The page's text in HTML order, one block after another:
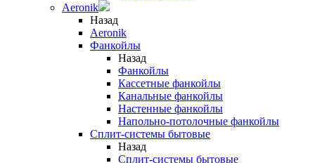
Aeronik
Назад
Aeronik
Фанкойлы
Назад
Фанкойлы
Кассетные фанкойлы
Канальные фанкойлы
Настенные фанкойлы
Напольно-потолочные фанкойлы
Сплит-системы бытовые
Назад
Сплит-системы бытовые